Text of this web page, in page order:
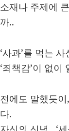
소재나 주제에
까..
‘사과’를 먹는 사
‘죄책감’이 없이
전에도 말했듯
다.